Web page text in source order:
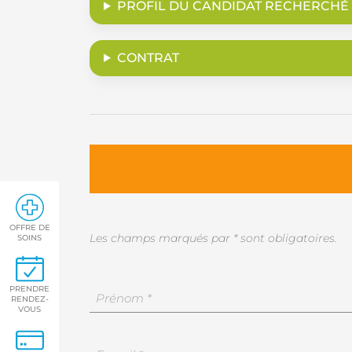
OFFRE DE
SOINS
PRENDRE
RENDEZ-
VOUS
PROFIL DU CANDIDAT RECHERCHÉ
CONTRAT
Les champs marqués par * sont obligatoires.
Vos
coordonnées
Votre